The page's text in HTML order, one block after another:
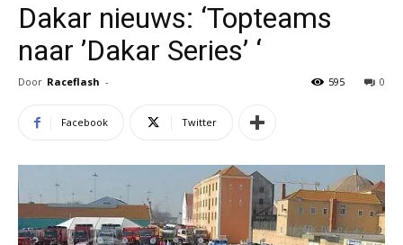
Dakar nieuws: ‘Topteams
naar ’Dakar Series’ ‘
Door Raceflash - 0
595
Facebook Twitter